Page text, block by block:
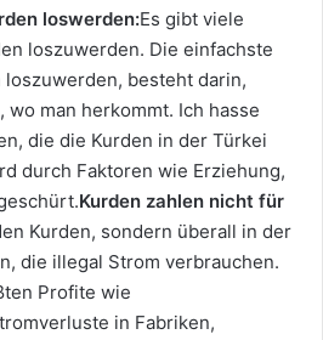
loswerden:Es gibt viele
loszuwerden. Die einfachste
besteht darin,
man herkommt. Ich hasse
die die Kurden in der Türkei
durch Faktoren wie Erziehung,
Kurden zahlen nicht für
Kurden, sondern überall in der
die illegal Strom verbrauchen.
Profite wie
in Fabriken,